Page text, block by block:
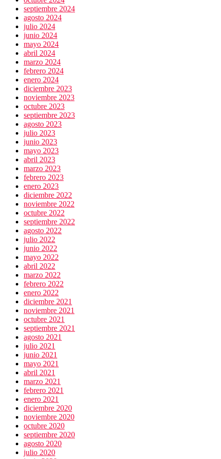
septiembre 2024
agosto 2024
julio 2024
junio 2024
mayo 2024
abril 2024
marzo 2024
febrero 2024
enero 2024
diciembre 2023
noviembre 2023
octubre 2023
septiembre 2023
agosto 2023
julio 2023
junio 2023
mayo 2023
abril 2023
marzo 2023
febrero 2023
enero 2023
diciembre 2022
noviembre 2022
octubre 2022
septiembre 2022
agosto 2022
julio 2022
junio 2022
mayo 2022
abril 2022
marzo 2022
febrero 2022
enero 2022
diciembre 2021
noviembre 2021
octubre 2021
septiembre 2021
agosto 2021
julio 2021
junio 2021
mayo 2021
abril 2021
marzo 2021
febrero 2021
enero 2021
diciembre 2020
noviembre 2020
octubre 2020
septiembre 2020
agosto 2020
julio 2020